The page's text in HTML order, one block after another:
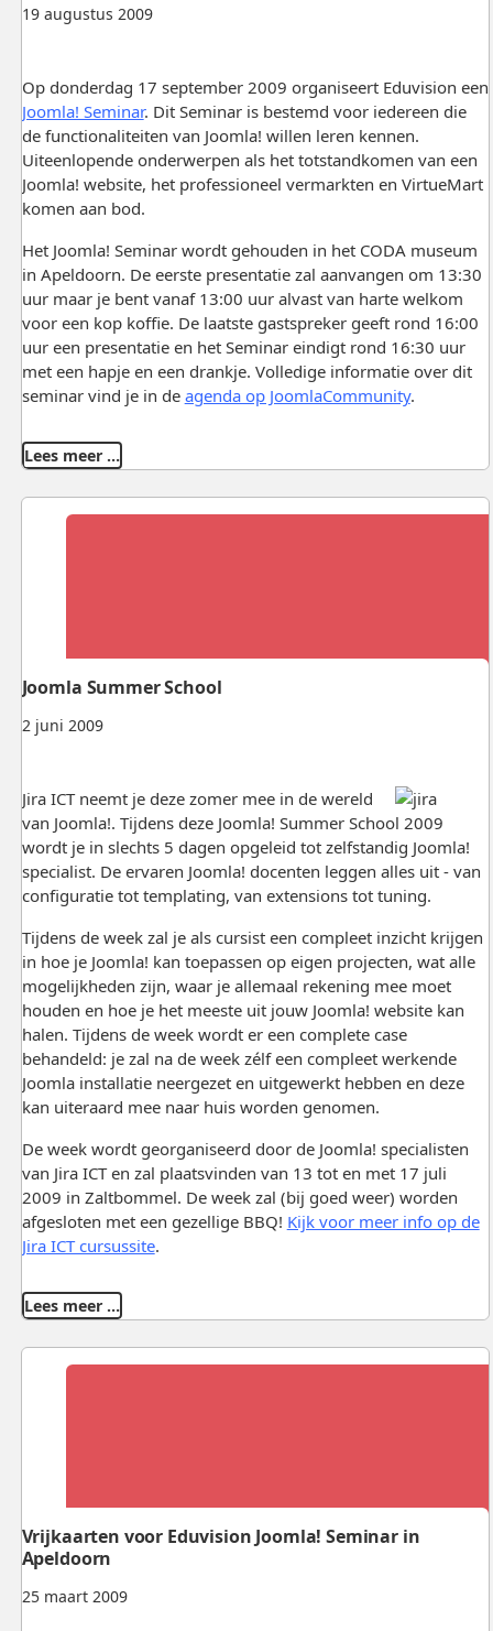
19 augustus 2009
Op donderdag 17 september 2009 organiseert Eduvision een
Joomla! Seminar. Dit Seminar is bestemd voor iedereen die
de functionaliteiten van Joomla! willen leren kennen.
Uiteenlopende onderwerpen als het totstandkomen van een
Joomla! website, het professioneel vermarkten en VirtueMart
komen aan bod.
Het Joomla! Seminar wordt gehouden in het CODA museum
in Apeldoorn. De eerste presentatie zal aanvangen om 13:30
uur maar je bent vanaf 13:00 uur alvast van harte welkom
voor een kop koffie. De laatste gastspreker geeft rond 16:00
uur een presentatie en het Seminar eindigt rond 16:30 uur
met een hapje en een drankje. Volledige informatie over dit
seminar vind je in de agenda op JoomlaCommunity.
Lees meer …
2 juni 2009
Joomla Summer School
Jira ICT neemt je deze zomer mee in de wereld
van Joomla!. Tijdens deze Joomla! Summer School 2009
wordt je in slechts 5 dagen opgeleid tot zelfstandig Joomla!
specialist. De ervaren Joomla! docenten leggen alles uit - van
configuratie tot templating, van extensions tot tuning.
Tijdens de week zal je als cursist een compleet inzicht krijgen
in hoe je Joomla! kan toepassen op eigen projecten, wat alle
mogelijkheden zijn, waar je allemaal rekening mee moet
houden en hoe je het meeste uit jouw Joomla! website kan
halen. Tijdens de week wordt er een complete case
behandeld: je zal na de week zélf een compleet werkende
Joomla installatie neergezet en uitgewerkt hebben en deze
kan uiteraard mee naar huis worden genomen.
De week wordt georganiseerd door de Joomla! specialisten
van Jira ICT en zal plaatsvinden van 13 tot en met 17 juli
2009 in Zaltbommel. De week zal (bij goed weer) worden
afgesloten met een gezellige BBQ! Kijk voor meer info op de
Jira ICT cursussite.
Lees meer …
25 maart 2009
Vrijkaarten voor Eduvision Joomla! Seminar in
Apeldoorn